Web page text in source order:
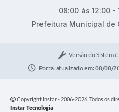
08:00 às 12:00 -
Prefeitura Municipal de
Versão do Sistema:
Portal atualizado em:08/08/
Copyright Instar - 2006-2026. Todos os
Instar Tecnologia